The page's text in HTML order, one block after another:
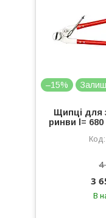
–15%
Щипці для
ринви l=
4
3
В